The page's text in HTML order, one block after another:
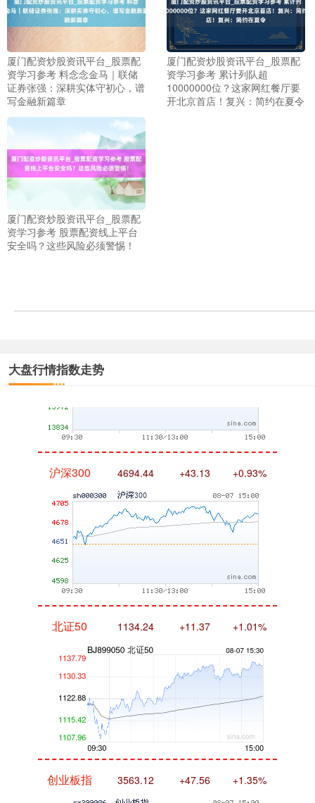
厦门配资炒股资讯平台_股票配
资学习参考 料念念金马｜联储
证券张强：深耕实体守初心，谱
写金融新篇章
厦门配资炒股资讯平台_股票配
资学习参考 累计列队超
10000000位？这家网红餐厅要
开北京首店！复兴：简约在夏令
厦门配资炒股资讯平台_股票配
资学习参考 股票配资线上平台
安全吗？这些风险必须警惕！
大盘行情指数走势
上证综指 3940.04